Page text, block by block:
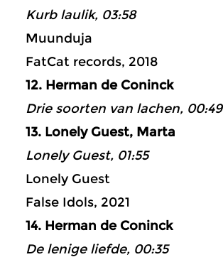
Kurb laulik, 03:58
Muunduja
FatCat records, 2018
12. Herman de Coninck
Drie soorten van lachen, 00:49
13. Lonely Guest, Marta
Lonely Guest, 01:55
Lonely Guest
False Idols, 2021
14. Herman de Coninck
De lenige liefde, 00:35